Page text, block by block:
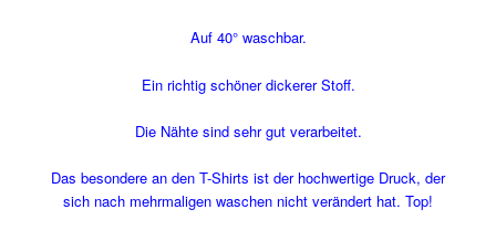
Auf 40° waschbar.
Ein richtig schöner dickerer Stoff.
Die Nähte sind sehr gut verarbeitet.
Das besondere an den T-Shirts ist der hochwertige Druck, der
sich nach mehrmaligen waschen nicht verändert hat. Top!